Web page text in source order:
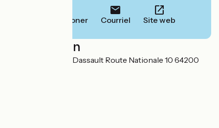
Téléphoner Courriel Site web
Localisation
Boulevard Marcel Dassault Route Nationale 10 64200